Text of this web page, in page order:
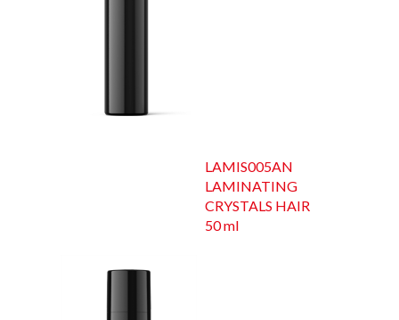
LAMIS005AN
LAMINATING
CRYSTALS HAIR
50 ml